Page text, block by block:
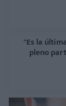
"Es la
pleno